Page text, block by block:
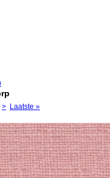
> Laatste »